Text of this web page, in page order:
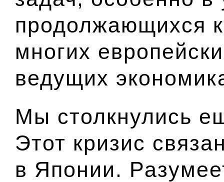
продолжающихся
многих
ведущих
Мы столкнулись
Этот кризис
в Японии.